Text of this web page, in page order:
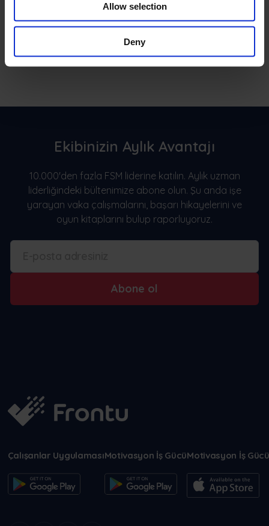
Allow selection
Deny
Ekibinizin Aylık Avantajı
10.000'den fazla FSM liderine katılın. Aylık uzman
liderliğindeki bültenimize abone olun. Şu anda işe
yarayan vaka çalışmalarını, başarı hikayelerini ve
oyun kitaplarını bulup raporluyoruz.
Abone ol
Çalışanlar UygulamasıMotivasyon İş GücüMotivasyon İş Gücü